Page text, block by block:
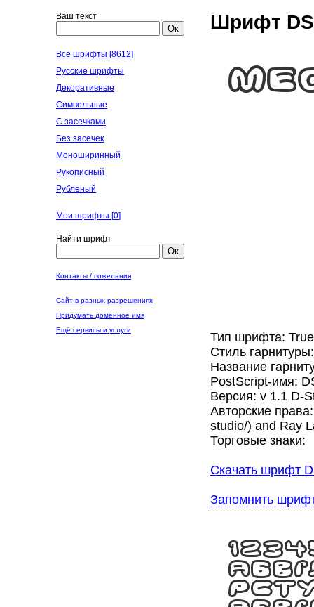
Ваш текст
Ок
Все шрифты [8612]
Русские шрифты
Декоративные
Символьные
С засечками
Без засечек
Моноширинный
Рукописный
Рубленый
Мои шрифты [0]
Найти шрифт
Ок
Контакты / пожелания
Сайт в разных разрешениях
Придумать доменное имя
Ещё сервисы и услуги
Шрифт DS
Тип шрифта:
Стиль
Название
PostScript-имя:
Версия: v 1.1 D-
Авторские
studio/) and Ray
Торговые знаки:
Скачать шрифт
Запомнить